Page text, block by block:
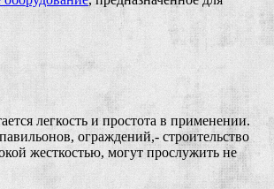
легкость и простота в применении.
ограждений,- строительство
жесткостью, могут прослужить не